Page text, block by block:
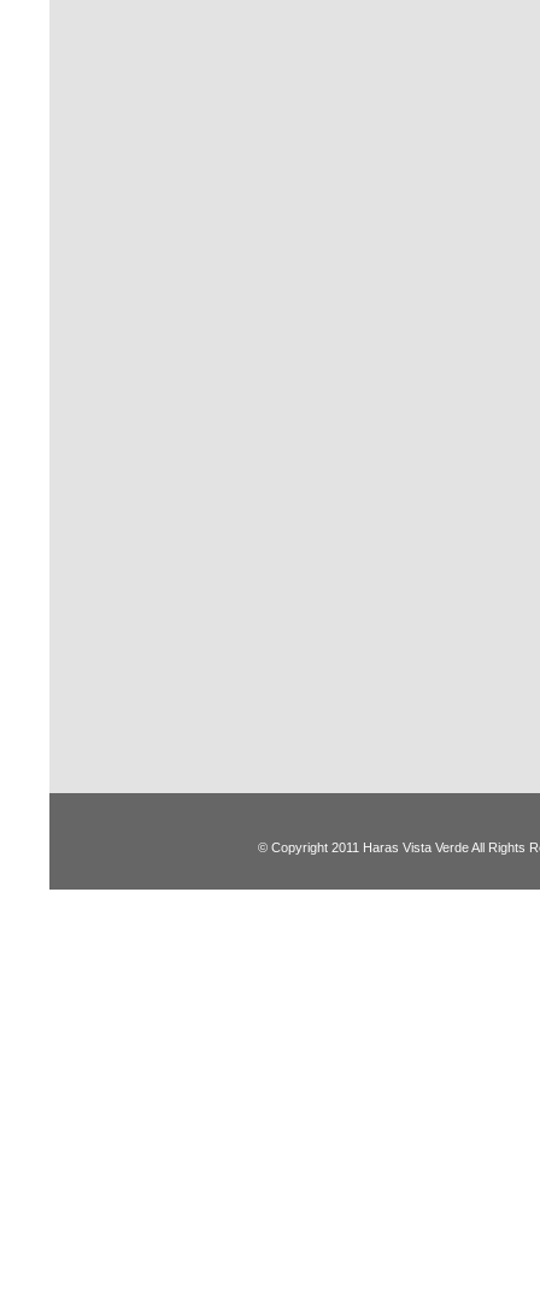
© Copyright 2011 Haras Vista Verde All Rights